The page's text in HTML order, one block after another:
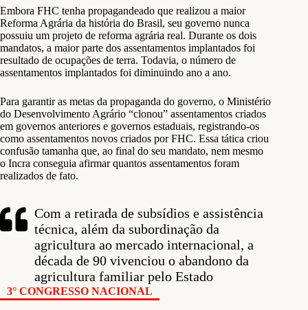
Embora FHC tenha propagandeado que realizou a maior
Reforma Agrária da história do Brasil, seu governo nunca
possuiu um projeto de reforma agrária real. Durante os dois
mandatos, a maior parte dos assentamentos implantados foi
resultado de ocupações de terra. Todavia, o número de
assentamentos implantados foi diminuindo ano a ano.
Para garantir as metas da propaganda do governo, o Ministério
do Desenvolvimento Agrário “clonou” assentamentos criados
em governos anteriores e governos estaduais, registrando-os
como assentamentos novos criados por FHC. Essa tática criou
confusão tamanha que, ao final do seu mandato, nem mesmo
o Incra conseguia afirmar quantos assentamentos foram
realizados de fato.
Com a retirada de subsídios e assistência
técnica, além da subordinação da
agricultura ao mercado internacional, a
década de 90 vivenciou o abandono da
agricultura familiar pelo Estado
3° CONGRESSO NACIONAL